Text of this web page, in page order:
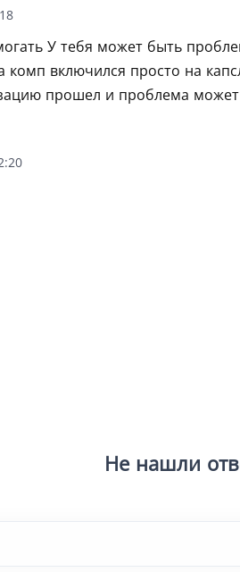
У тебя может быть
комп включился просто на
прошел и проблема может
Не нашли